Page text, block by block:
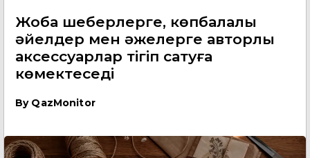
Жоба шеберлерге, көпбалалы
әйелдер мен әжелерге авторлық
аксессуарлар тігіп сатуға
көмектеседі
By QazMonitor